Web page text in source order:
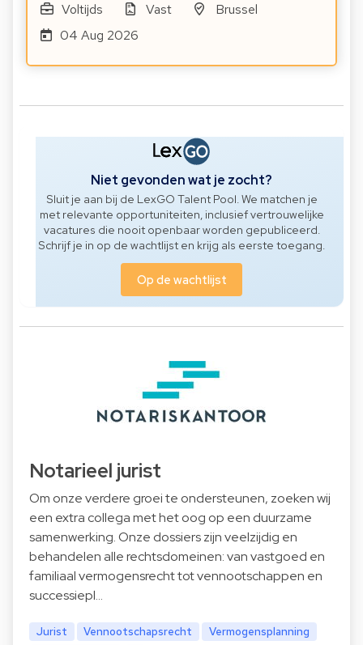
Voltijds Vast
Brussel
04 Aug 2026
Niet gevonden wat je zocht?
Sluit je aan bij de LexGO Talent Pool. We matchen je
met relevante opportuniteiten, inclusief vertrouwelijke
vacatures die nooit openbaar worden gepubliceerd.
Schrijf je in op de wachtlijst en krijg als eerste toegang.
Op de wachtlijst
Notarieel jurist
Om onze verdere groei te ondersteunen, zoeken wij
een extra collega met het oog op een duurzame
samenwerking. Onze dossiers zijn veelzijdig en
behandelen alle rechtsdomeinen: van vastgoed en
familiaal vermogensrecht tot vennootschappen en
successiepl…
Jurist Vennootschapsrecht
Vermogensplanning